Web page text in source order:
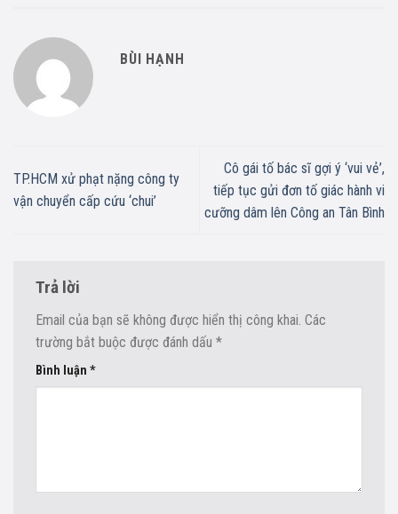
BÙI HẠNH
TP.HCM xử phạt nặng công ty
vận chuyển cấp cứu ‘chui’
Cô gái tố bác sĩ gợi ý ‘vui vẻ’,
tiếp tục gửi đơn tố giác hành vi
cưỡng dâm lên Công an Tân Bình
Trả lời
Email của bạn sẽ không được hiển thị công khai. Các
trường bắt buộc được đánh dấu *
Bình luận *